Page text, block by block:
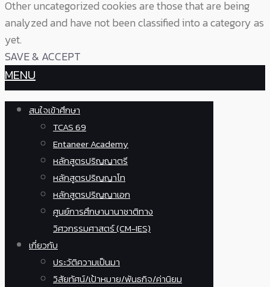
Other uncategorized cookies are those that are being
analyzed and have not been classified into a category as
yet.
SAVE & ACCEPT
MENU
สนใจเข้าศึกษา
TCAS 69
Entaneer Academy
หลักสูตรปริญญาตรี
หลักสูตรปริญญาโท
หลักสูตรปริญญาเอก
ศูนย์การศึกษานานาชาติทาง
วิศวกรรมศาสตร์ (CM-IES)
เกี่ยวกับ
ประวัติความเป็นมา
วิสัยทัศน์/เป้าหมาย/พันธกิจ/ค่านิยม